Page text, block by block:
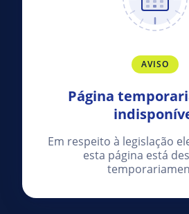
AVISO
Página
Em respeito à legislação
esta página está